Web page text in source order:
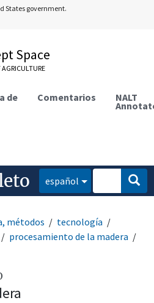
States government.
Space
de Comentarios NALT
español
métodos
tecnología
procesamiento de la madera